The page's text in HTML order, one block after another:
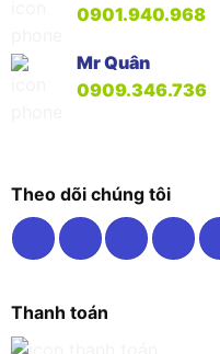
0901.940.968
Mr Quân
0909.346.736
Theo dõi chúng tôi
Thanh toán